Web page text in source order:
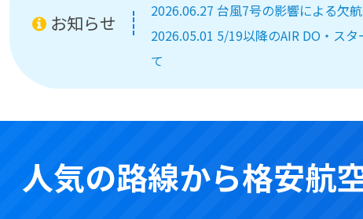
お知らせ
2026.06.27 台風7号の影響による欠
2026.05.01 5/19以降のAIR DO・ス
て
人気の路線から格安航